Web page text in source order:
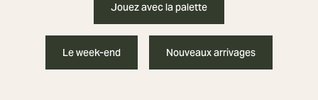
Jouez avec la palette
Le week-end Nouveaux arrivages